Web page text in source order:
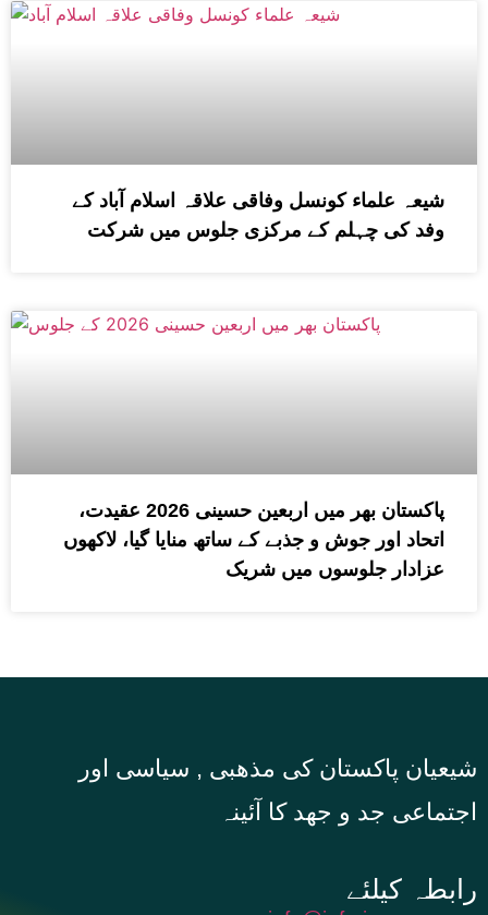
شیعہ علماء کونسل وفاقی علاقہ اسلام آباد کے
وفد کی چہلم کے مرکزی جلوس میں شرکت
پاکستان بھر میں اربعین حسینی 2026 عقیدت،
اتحاد اور جوش و جذبے کے ساتھ منایا گیا، لاکھوں
عزادار جلوسوں میں شریک
شیعیان پاکستان کی مذهبی , سیاسی اور
اجتماعی جد و جهد کا آئینہ